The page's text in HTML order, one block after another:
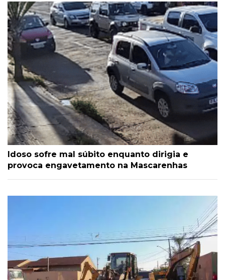
Idoso sofre mal súbito enquanto dirigia e
provoca engavetamento na Mascarenhas